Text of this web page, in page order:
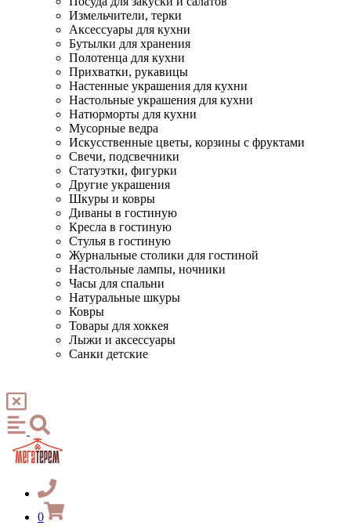
Измельчители, терки
Аксессуары для кухни
Бутылки для хранения
Полотенца для кухни
Прихватки, рукавицы
Настенные украшения для кухни
Настольные украшения для кухни
Натюрморты для кухни
Мусорные ведра
Искусственные цветы, корзины с фруктами
Свечи, подсвечники
Статуэтки, фигурки
Другие украшения
Шкуры и ковры
Диваны в гостиную
Кресла в гостиную
Стулья в гостиную
Журнальные столики для гостиной
Настольные лампы, ночники
Часы для спальни
Натуральные шкуры
Ковры
Товары для хоккея
Лыжи и аксессуары
Санки детские
0